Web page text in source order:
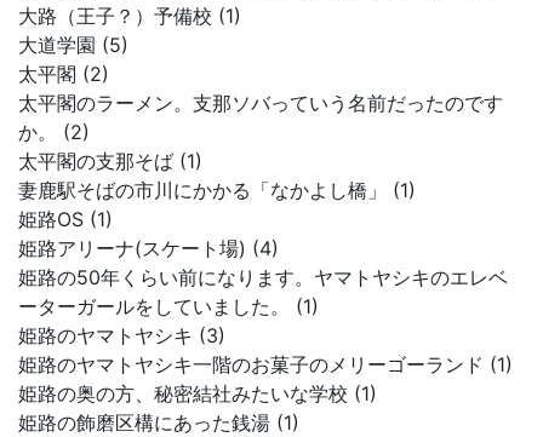
大路（王子？）予備校 (1)
大道学園 (5)
太平閣 (2)
太平閣のラーメン。支那ソバっていう名前だったのです
か。 (2)
太平閣の支那そば (1)
妻鹿駅そばの市川にかかる「なかよし橋」 (1)
姫路OS (1)
姫路アリーナ(スケート場) (4)
姫路の50年くらい前になります。ヤマトヤシキのエレベ
ーターガールをしていました。 (1)
姫路のヤマトヤシキ (3)
姫路のヤマトヤシキ一階のお菓子のメリーゴーランド (1)
姫路の奥の方、秘密結社みたいな学校 (1)
姫路の飾磨区構にあった銭湯 (1)